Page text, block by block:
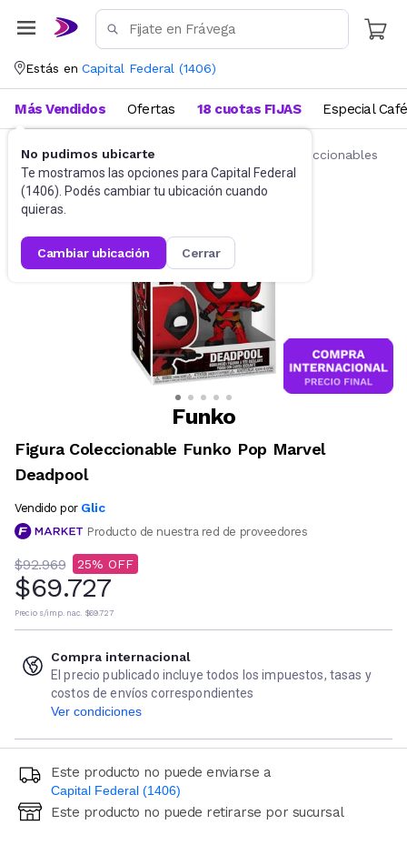
Estás en Capital Federal (1406)
No pudimos ubicarte
Te mostramos las opciones para Capital Federal
(1406). Podés cambiar tu ubicación cuando
quieras.
cambiar ubicación cerrar
Más Vendidos Ofertas 18 cuotas FIJAS Especial Café
Juguetes y Juegos Figuras de acción y coleccionables
Funko
Figura Coleccionable Funko Pop Marvel
Deadpool
Vendido por Glic
Producto de nuestra red de proveedores
$92.969 25
$69.727
Precio s/imp. nac. $69.727
Compra internacional
El precio publicado incluye todos los impuestos, tasas y
costos de envíos correspondientes
Ver condiciones
Este producto no puede enviarse a
Capital Federal (1406)
Ingresá código postal (sólo números)
Este producto no puede retirarse por sucursal